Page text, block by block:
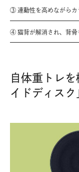
③ 連動性を高めながらカ
④ 猫背が解消され、背骨
自体重トレ
イドディスク